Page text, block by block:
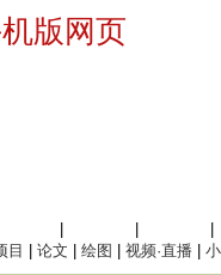
版网页
目 论文 绘图 视频·直播